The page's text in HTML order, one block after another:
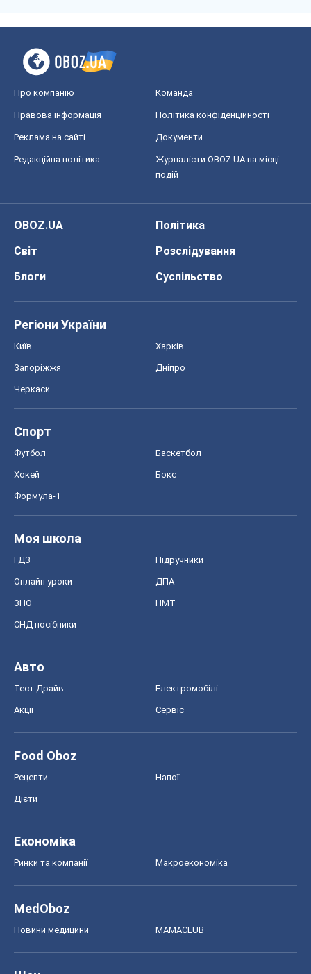
Про компанію Команда
Правова інформація Політика конфіденційності
Реклама на сайті Документи
Редакційна політика
Журналісти OBOZ.UA на місці
подій
OBOZ.UA
Політика
Світ
Розслідування
Блоги
Суспільство
Регіони України
Київ Харків
Запоріжжя Дніпро
Черкаси
Спорт
Футбол Баскетбол
Хокей Бокс
Формула-1
Моя школа
ГДЗ Підручники
Онлайн уроки ДПА
ЗНО НМТ
СНД посібники
Авто
Тест Драйв Електромобілі
Акції Сервіс
Food Oboz
Рецепти Напої
Дієти
Економіка
Ринки та компанії Макроекономіка
MedOboz
Новини медицини MAMACLUB